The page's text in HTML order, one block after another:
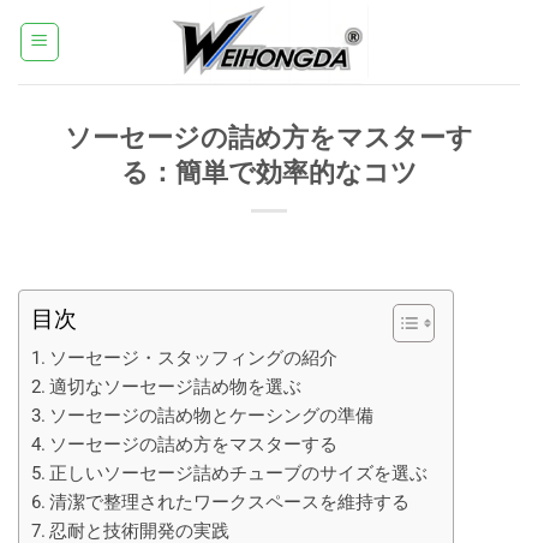
ソーセージの詰め方をマスターす
る：簡単で効率的なコツ
目次
ソーセージ・スタッフィングの紹介
適切なソーセージ詰め物を選ぶ
ソーセージの詰め物とケーシングの準備
ソーセージの詰め方をマスターする
正しいソーセージ詰めチューブのサイズを選ぶ
清潔で整理されたワークスペースを維持する
忍耐と技術開発の実践